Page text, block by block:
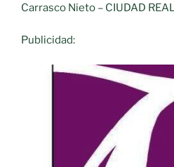
Carrasco Nieto – CIUDAD
Publicidad: